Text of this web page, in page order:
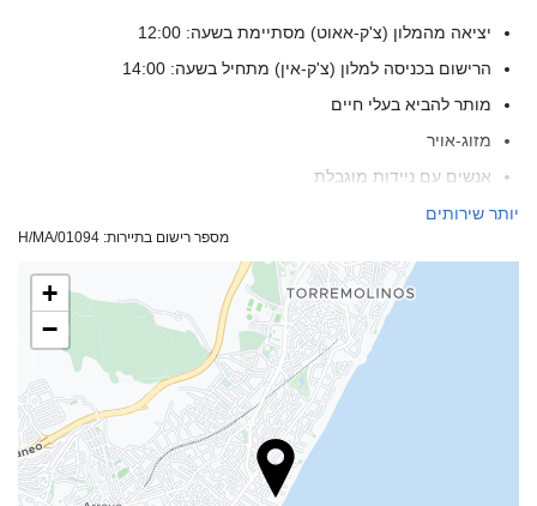
יציאה מהמלון (צ'ק-אאוט) מסתיימת בשעה: 12:00
הרישום בכניסה למלון (צ'ק-אין) מתחיל בשעה: 14:00
מותר להביא בעלי חיים
מזוג-אויר
אנשים עם ניידות מוגבלת
חדרים ללא לעשן
אין כניסה לחיות מחמד
יותר שירותים
מספר רישום בתיירות: H/MA/01094
+
−